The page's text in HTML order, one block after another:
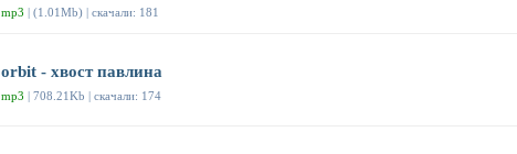
mp3 | (1.01Mb) | скачали: 181
orbit - хвост павлина
mp3 | 708.21Kb | скачали: 174